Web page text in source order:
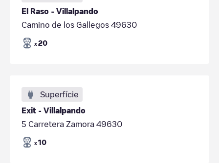
El Raso - Villalpando
Camino de los Gallegos 49630
x 20
Superfície
Exit - Villalpando
5 Carretera Zamora 49630
x 10